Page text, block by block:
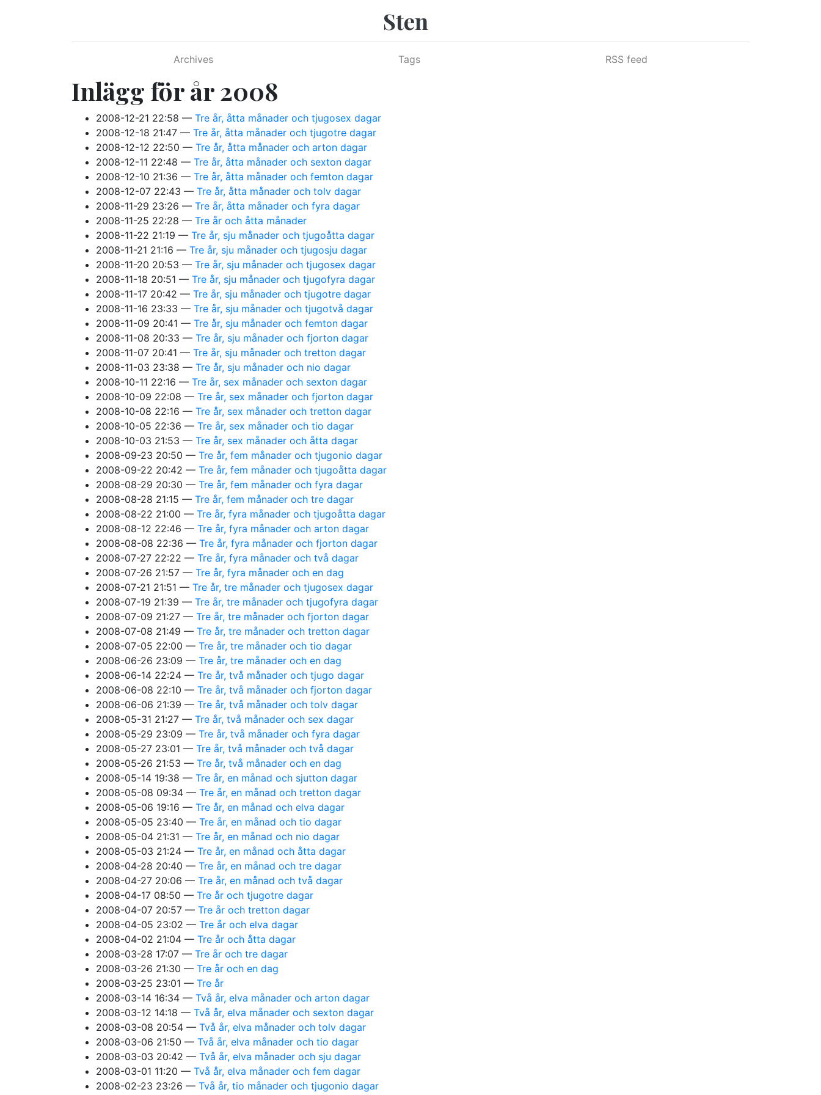
Sten
Archives Tags RSS feed
Inlägg för år 2008
2008-12-21 22:58
Tre år, åtta månader och tjugosex dagar
2008-12-18 21:47
Tre år, åtta månader och tjugotre dagar
2008-12-12 22:50
Tre år, åtta månader och arton dagar
2008-12-11 22:48
Tre år, åtta månader och sexton dagar
2008-12-10 21:36
Tre år, åtta månader och femton dagar
2008-12-07 22:43
Tre år, åtta månader och tolv dagar
2008-11-29 23:26
Tre år, åtta månader och fyra dagar
2008-11-25 22:28
Tre år och åtta månader
2008-11-22 21:19
Tre år, sju månader och tjugoåtta dagar
2008-11-21 21:16
Tre år, sju månader och tjugosju dagar
2008-11-20 20:53
Tre år, sju månader och tjugosex dagar
2008-11-18 20:51
Tre år, sju månader och tjugofyra dagar
2008-11-17 20:42
Tre år, sju månader och tjugotre dagar
2008-11-16 23:33
Tre år, sju månader och tjugotvå dagar
2008-11-09 20:41
Tre år, sju månader och femton dagar
2008-11-08 20:33
Tre år, sju månader och fjorton dagar
2008-11-07 20:41
Tre år, sju månader och tretton dagar
2008-11-03 23:38
Tre år, sju månader och nio dagar
2008-10-11 22:16
Tre år, sex månader och sexton dagar
2008-10-09 22:08
Tre år, sex månader och fjorton dagar
2008-10-08 22:16
Tre år, sex månader och tretton dagar
2008-10-05 22:36
Tre år, sex månader och tio dagar
2008-10-03 21:53
Tre år, sex månader och åtta dagar
2008-09-23 20:50
Tre år, fem månader och tjugonio dagar
2008-09-22 20:42
Tre år, fem månader och tjugoåtta dagar
2008-08-29 20:30
Tre år, fem månader och fyra dagar
2008-08-28 21:15
Tre år, fem månader och tre dagar
2008-08-22 21:00
Tre år, fyra månader och tjugoåtta dagar
2008-08-12 22:46
Tre år, fyra månader och arton dagar
2008-08-08 22:36
Tre år, fyra månader och fjorton dagar
2008-07-27 22:22
Tre år, fyra månader och två dagar
2008-07-26 21:57
Tre år, fyra månader och en dag
2008-07-21 21:51
Tre år, tre månader och tjugosex dagar
2008-07-19 21:39
Tre år, tre månader och tjugofyra dagar
2008-07-09 21:27
Tre år, tre månader och fjorton dagar
2008-07-08 21:49
Tre år, tre månader och tretton dagar
2008-07-05 22:00
Tre år, tre månader och tio dagar
2008-06-26 23:09
Tre år, tre månader och en dag
2008-06-14 22:24
Tre år, två månader och tjugo dagar
2008-06-08 22:10
Tre år, två månader och fjorton dagar
2008-06-06 21:39
Tre år, två månader och tolv dagar
2008-05-31 21:27
Tre år, två månader och sex dagar
2008-05-29 23:09
Tre år, två månader och fyra dagar
2008-05-27 23:01
Tre år, två månader och två dagar
2008-05-26 21:53
Tre år, två månader och en dag
2008-05-14 19:38
Tre år, en månad och sjutton dagar
2008-05-08 09:34
Tre år, en månad och tretton dagar
2008-05-06 19:16
Tre år, en månad och elva dagar
2008-05-05 23:40
Tre år, en månad och tio dagar
2008-05-04 21:31
Tre år, en månad och nio dagar
2008-05-03 21:24
Tre år, en månad och åtta dagar
2008-04-28 20:40
Tre år, en månad och tre dagar
2008-04-27 20:06
Tre år, en månad och två dagar
2008-04-17 08:50
Tre år och tjugotre dagar
2008-04-07 20:57
Tre år och tretton dagar
2008-04-05 23:02
Tre år och elva dagar
2008-04-02 21:04
Tre år och åtta dagar
2008-03-28 17:07
Tre år och tre dagar
2008-03-26 21:30
Tre år och en dag
2008-03-25 23:01
Tre år
2008-03-14 16:34
Två år, elva månader och arton dagar
2008-03-12 14:18
Två år, elva månader och sexton dagar
2008-03-08 20:54
Två år, elva månader och tolv dagar
2008-03-06 21:50
Två år, elva månader och tio dagar
2008-03-03 20:42
Två år, elva månader och sju dagar
2008-03-01 11:20
Två år, elva månader och fem dagar
2008-02-23 23:26
Två år, tio månader och tjugonio dagar